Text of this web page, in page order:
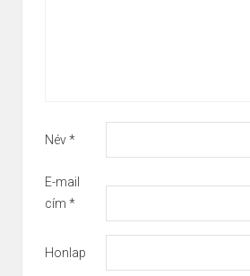
Név*
E-mail
cím *
Honlap